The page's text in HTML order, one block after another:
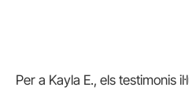
Per a Kayla E., els testimonis